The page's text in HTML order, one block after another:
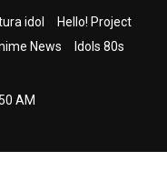
idol
Hello! Project
News
Idols 80s
AM